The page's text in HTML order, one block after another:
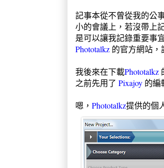
記事本從不曾從我的公
小的會議上，若沒帶上
是可以讓我記錄重要事
Phototalkz 的官方網站，
我後來在下載Phototalkz
之前先用了 Pixajoy 的編
嗯， Phototalkz提供的個